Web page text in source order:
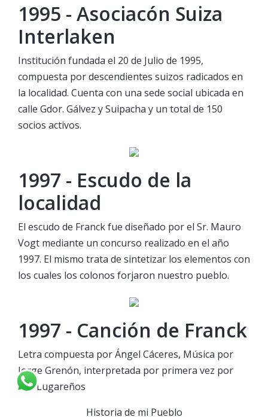
1995 - Asociacón Suiza
Interlaken
Institución fundada el 20 de Julio de 1995,
compuesta por descendientes suizos radicados en
la localidad. Cuenta con una sede social ubicada en
calle Gdor. Gálvez y Suipacha y un total de 150
socios activos.
1997 - Escudo de la
localidad
El escudo de Franck fue diseñado por el Sr. Mauro
Vogt mediante un concurso realizado en el año
1997. El mismo trata de sintetizar los elementos con
los cuales los colonos forjaron nuestro pueblo.
1997 - Canción de Franck
Letra compuesta por Ángel Cáceres, Música por
Jorge Grenón, interpretada por primera vez por
Los Lugareños
Historia de mi Pueblo